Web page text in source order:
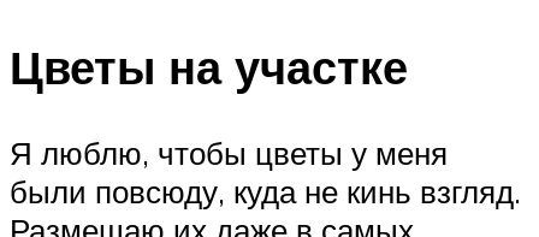
Цветы на участке
Я люблю, чтобы цветы у меня
были повсюду, куда не кинь взгляд.